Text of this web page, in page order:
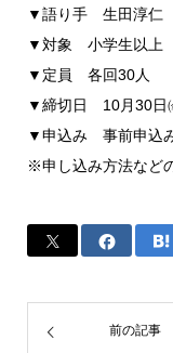
▼語り手 生田淳仁
▼対象 小学生以上
▼定員 各回30人
▼締切日 10月30日
▼申込み 事前申込
※申し込み方法など
前の記事